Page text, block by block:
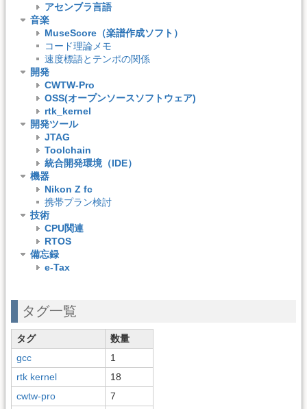
アセンブラ言語
音楽
MuseScore（楽譜作成ソフト）
コード理論メモ
速度標語とテンポの関係
開発
CWTW-Pro
OSS(オープンソースソフトウェア)
rtk_kernel
開発ツール
JTAG
Toolchain
統合開発環境（IDE）
機器
Nikon Z fc
携帯プラン検討
技術
CPU関連
RTOS
備忘録
e-Tax
タグ一覧
タグ
数量
gcc
1
rtk kernel
18
cwtw-pro
7